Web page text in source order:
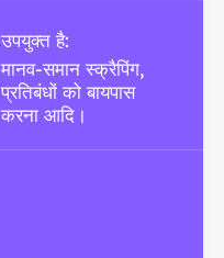
उपयुक्त है:
मानव-समान स्क्रैपिंग,
प्रतिबंधों को बायपास
करना आदि।